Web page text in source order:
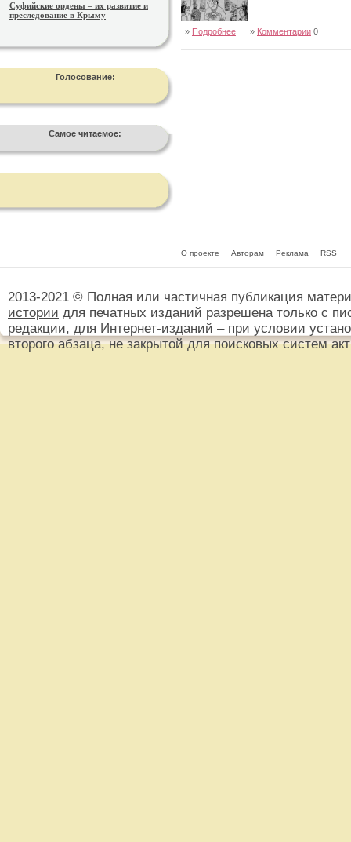
Суфийские ордены – их развитие и
преследование в Крыму
Голосование:
Самое читаемое:
» Подробнее » Комментарии 0
О проекте Авторам Реклама RSS
2013-2021 © Полная или частичная публикация
истории для печатных изданий разрешена только с
редакции, для Интернет-изданий – при условии
второго абзаца, не закрытой для поисковых систем